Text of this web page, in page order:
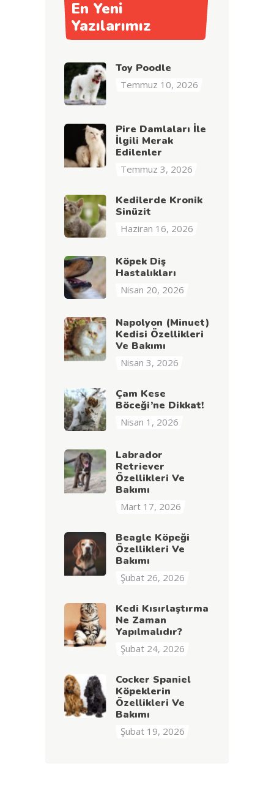
En Yeni
Yazılarımız
Toy Poodle
Temmuz 10, 2026
Pire Damlaları İle
İlgili Merak
Edilenler
Temmuz 3, 2026
Kedilerde Kronik
Sinüzit
Haziran 16, 2026
Köpek Diş
Hastalıkları
Nisan 20, 2026
Napolyon (Minuet)
Kedisi Özellikleri
Ve Bakımı
Nisan 3, 2026
Çam Kese
Böceği’ne Dikkat!
Nisan 1, 2026
Labrador
Retriever
Özellikleri Ve
Bakımı
Mart 17, 2026
Beagle Köpeği
Özellikleri Ve
Bakımı
Şubat 26, 2026
Kedi Kısırlaştırma
Ne Zaman
Yapılmalıdır?
Şubat 24, 2026
Cocker Spaniel
Köpeklerin
Özellikleri Ve
Bakımı
Şubat 19, 2026